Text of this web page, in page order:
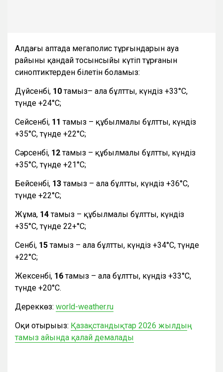
Алдағы аптада мегаполис тұрғындарын ауа
райының қандай тосынсыйы күтіп тұрғанын
синоптиктерден білетін боламыз:
Дүйсенбі, 10тамыз– ала бұлтты, күндіз +33°С,
түнде +24°С;
Сейсенбі, 11тамыз – құбылмалы бұлтты, күндіз
+35°С, түнде +22°С;
Сәрсенбі, 12тамыз – құбылмалы бұлтты, күндіз
+35°С, түнде +21°С;
Бейсенбі, 13тамыз – ала бұлтты, күндіз +36°С,
түнде +22°С;
Жұма, 14тамыз – құбылмалы бұлтты, күндіз
+35°С, түнде 22+°С;
Сенбі, 15тамыз – ала бұлтты, күндіз +34°С, түнде
+22°С;
Жексенбі, 16тамыз – ала бұлтты, күндіз +33°С,
түнде +20°С.
Дереккөз: world-weather.ru
Оқи отырыңыз: Қазақстандықтар 2026 жылдың
тамыз айында қалай демалады